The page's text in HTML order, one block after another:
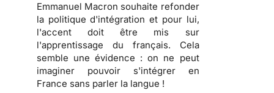
Emmanuel Macron souhaite refonder
la politique d'intégration et pour lui,
l'accent doit être mis sur
l'apprentissage du français. Cela
semble une évidence : on ne peut
imaginer pouvoir s'intégrer en
France sans parler la langue !